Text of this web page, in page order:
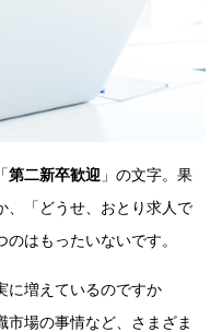
第二新卒歓迎 」の文字。果
、「どうせ、おとり求人で
はもったいないです。
に増えているのですか
場の事情など、さまざま